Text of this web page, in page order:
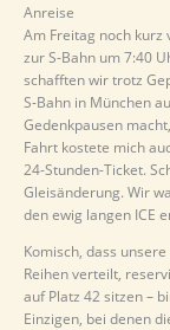
Anreise
Am Freitag noch kurz
zur S-Bahn um 7:40
schafften wir trotz
S-Bahn in München
Gedenkpausen
Fahrt kostete mich
24-Stunden-Ticket.
Gleisänderung. Wir
den ewig langen ICE
Komisch, dass
Reihen verteilt,
auf Platz 42 sitzen –
Einzigen, bei denen